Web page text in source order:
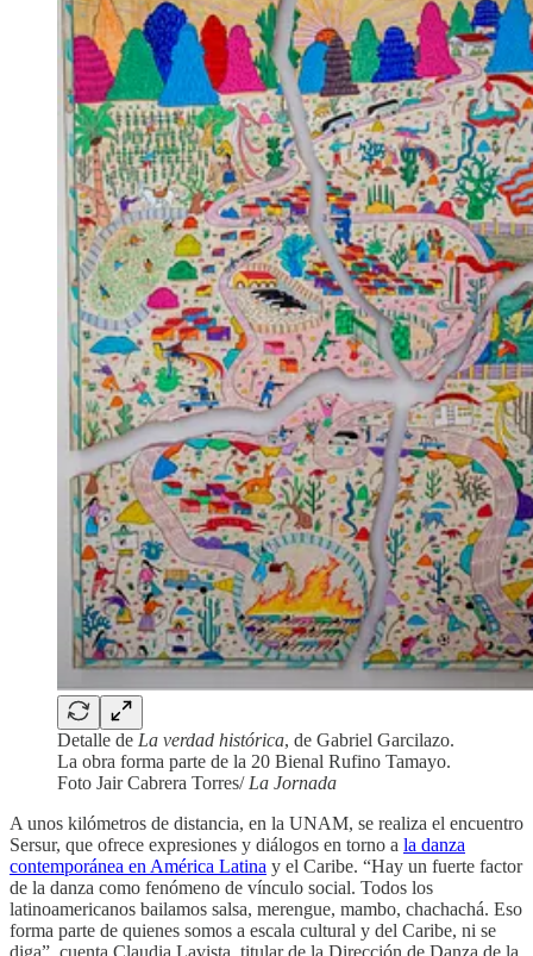
Detalle de La verdad histórica, de Gabriel Garcilazo.
La obra forma parte de la 20 Bienal Rufino Tamayo.
Foto Jair Cabrera Torres/ La Jornada
A unos kilómetros de distancia, en la UNAM, se realiza el encuentro
Sersur, que ofrece expresiones y diálogos en torno a la danza
contemporánea en América Latina y el Caribe. “Hay un fuerte factor
de la danza como fenómeno de vínculo social. Todos los
latinoamericanos bailamos salsa, merengue, mambo, chachachá. Eso
forma parte de quienes somos a escala cultural y del Caribe, ni se
diga”, cuenta Claudia Lavista, titular de la Dirección de Danza de la